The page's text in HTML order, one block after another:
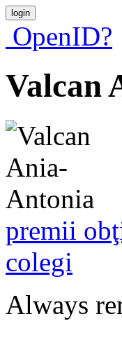
OpenID?
Valcan
premii
colegi
Always